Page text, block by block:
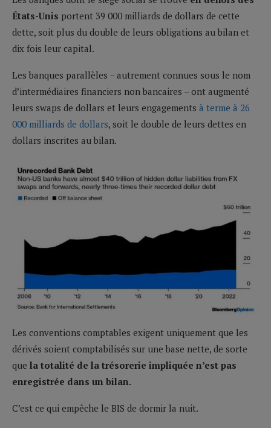
États-Unis portent 39 000 milliards de dollars de cette
dette, soit plus du double de leurs obligations au bilan et
dix fois leur capital.
Les banques parallèles – autrement connues sous le nom
d’intermédiaires financiers non bancaires – ont augmenté
leurs swaps de dollars et leurs engagements à terme à 26
000 milliards de dollars, soit le double de leurs dettes en
dollars inscrites au bilan.
Les conventions comptables exigent uniquement que les
dérivés soient comptabilisés sur une base nette, de sorte
que la totalité de la trésorerie impliquée n’est pas
enregistrée dans un bilan.
C’est ce qui empêche le BIS de dormir la nuit.